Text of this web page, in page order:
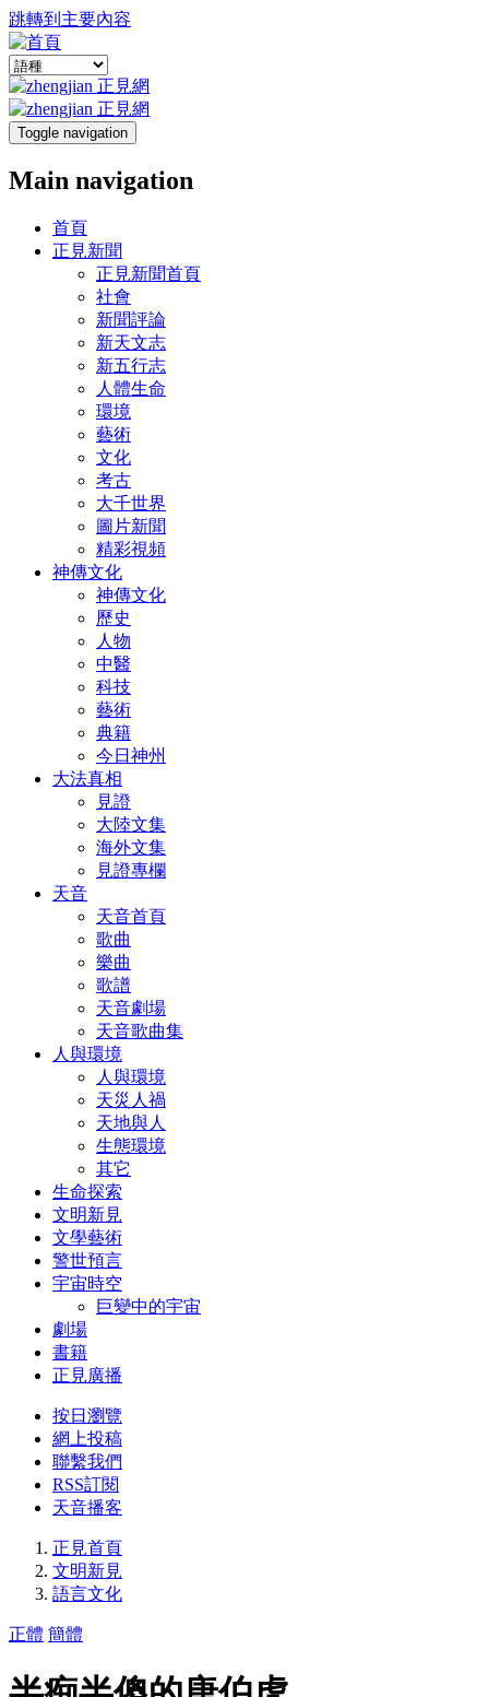
跳轉到主要內容
Toggle navigation
Main navigation
首頁
正見新聞
正見新聞首頁
社會
新聞評論
新天文志
新五行志
人體生命
環境
藝術
文化
考古
大千世界
圖片新聞
精彩視頻
神傳文化
神傳文化
歷史
人物
中醫
科技
藝術
典籍
今日神州
大法真相
見證
大陸文集
海外文集
見證專欄
天音
天音首頁
歌曲
樂曲
歌譜
天音劇場
天音歌曲集
人與環境
人與環境
天災人禍
天地與人
生態環境
其它
生命探索
文明新見
文學藝術
警世預言
宇宙時空
巨變中的宇宙
劇場
書籍
正見廣播
按日瀏覽
網上投稿
聯繫我們
RSS訂閱
天音播客
正見首頁
文明新見
語言文化
正體 簡體